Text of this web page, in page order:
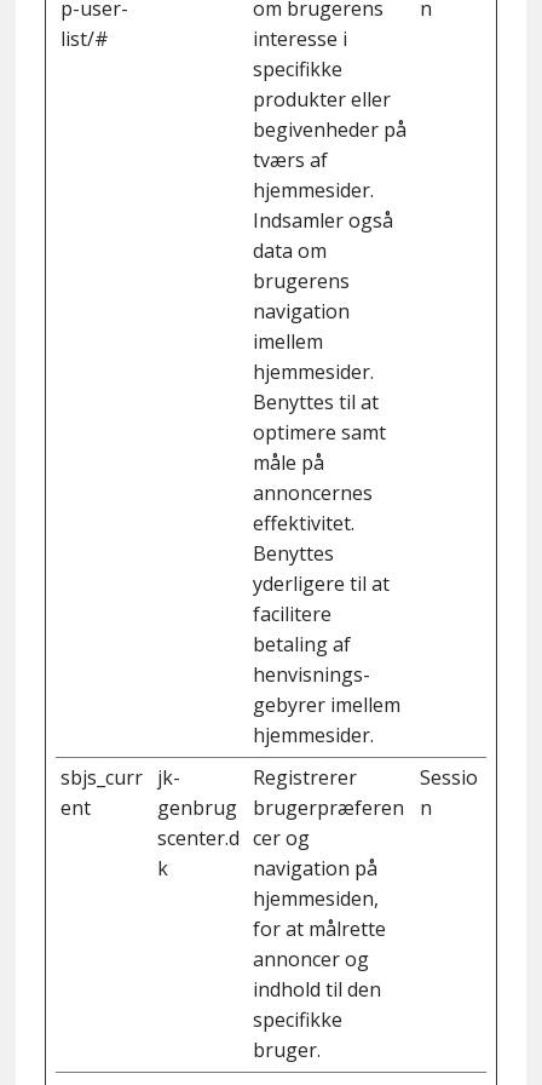
p-user-
list/#
om brugerens
interesse i
specifikke
produkter eller
begivenheder på
tværs af
hjemmesider.
Indsamler også
data om
brugerens
navigation
imellem
hjemmesider.
Benyttes til at
optimere samt
måle på
annoncernes
effektivitet.
Benyttes
yderligere til at
facilitere
betaling af
henvisnings-
gebyrer imellem
hjemmesider.
n
sbjs_curr
ent
jk-
genbrug
scenter.d
k
Registrerer
brugerpræferen
cer og
navigation på
hjemmesiden,
for at målrette
annoncer og
indhold til den
specifikke
bruger.
Sessio
n